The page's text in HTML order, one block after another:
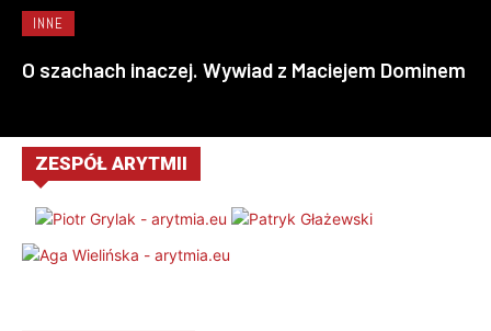
INNE
O szachach inaczej. Wywiad z Maciejem Dominem
ZESPÓŁ ARYTMII